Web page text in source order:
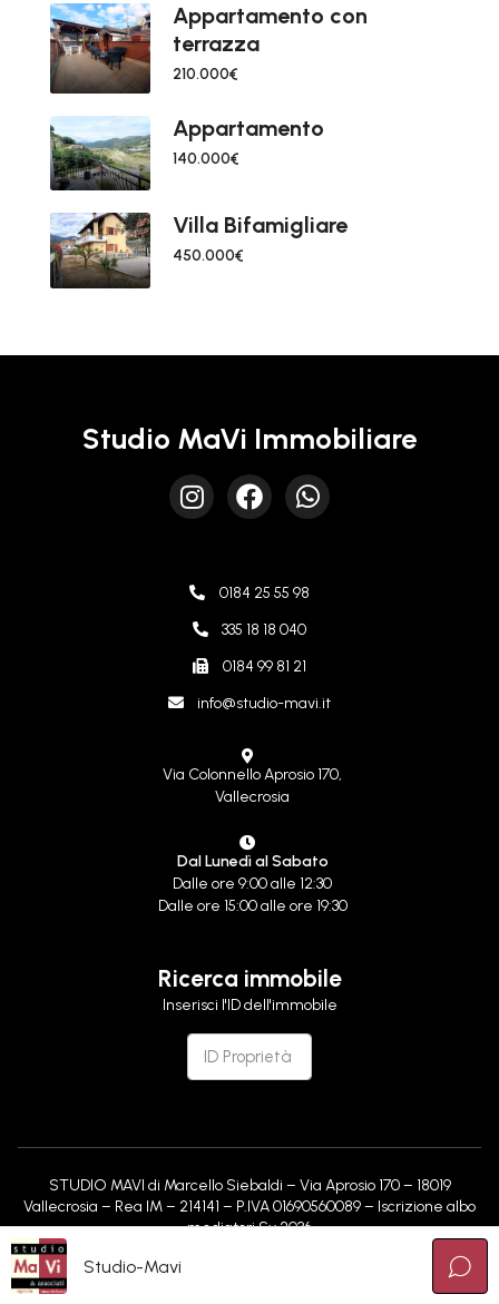
Appartamento con
terrazza
210.000€
Appartamento
140.000€
Villa Bifamigliare
450.000€
Studio MaVi Immobiliare
0184 25 55 98
335 18 18 040
0184 99 81 21
info@studio-mavi.it
Via Colonnello Aprosio 170,
Vallecrosia
Dal Lunedì al Sabato
Dalle ore 9:00 alle 12:30
Dalle ore 15:00 alle ore 19:30
Ricerca immobile
Inserisci l'ID dell'immobile
STUDIO MAVI di Marcello Siebaldi – Via Aprosio 170 – 18019
Vallecrosia – Rea IM – 214141 – P.IVA 01690560089 – Iscrizione albo
mediatori Sv 2036
Studio-Mavi